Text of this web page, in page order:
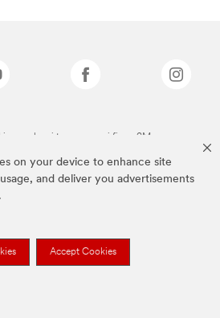
on your device to enhance site
and deliver you advertisements
Accept Cookies
są znakami towarowymi firmy 3M.